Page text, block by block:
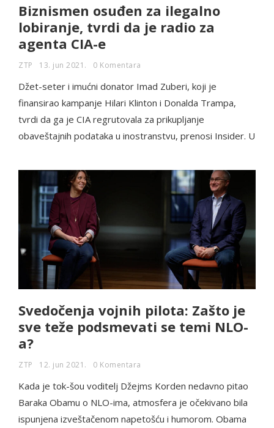
Biznismen osuđen za ilegalno
lobiranje, tvrdi da je radio za
agenta CIA-e
ZTP 13. jun 2021. 0 Komentara
Džet-seter i imućni donator Imad Zuberi, koji je
finansirao kampanje Hilari Klinton i Donalda Trampa,
tvrdi da ga je CIA regrutovala za prikupljanje
obaveštajnih podataka u inostranstvu, prenosi Insider. U
Svedočenja vojnih pilota: Zašto je
sve teže podsmevati se temi NLO-
a?
ZTP 12. jun 2021. 0 Komentara
Kada je tok-šou voditelj Džejms Korden nedavno pitao
Baraka Obamu o NLO-ima, atmosfera je očekivano bila
ispunjena izveštačenom napetošću i humorom. Obama